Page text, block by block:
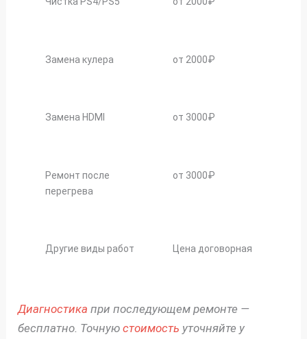
Замена кулера от 2000₽
Замена HDMI от 3000₽
Ремонт после
перегрева
от 3000₽
Другие виды работ Цена договорная
Диагностика при последующем ремонте —
бесплатно. Точнуюстоимость уточняйте у